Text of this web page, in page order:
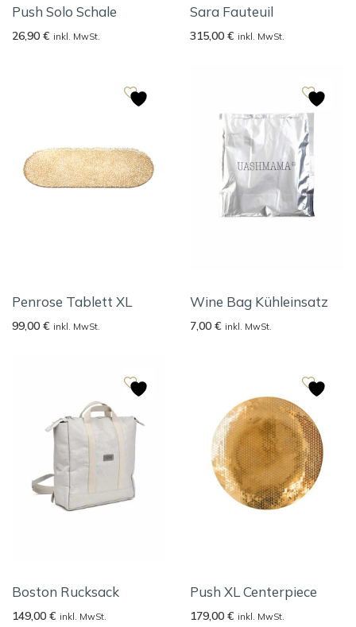
Push Solo Schale
26,90 € inkl. MwSt.
Sara Fauteuil
315,00 € inkl. MwSt.
Penrose Tablett XL
99,00 € inkl. MwSt.
Wine Bag Kühleinsatz
7,00 € inkl. MwSt.
Boston Rucksack
149,00 € inkl. MwSt.
Push XL Centerpiece
179,00 € inkl. MwSt.